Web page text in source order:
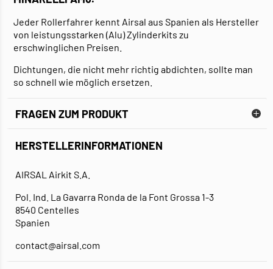
Jeder Rollerfahrer kennt Airsal aus Spanien als Hersteller
von leistungsstarken (Alu) Zylinderkits zu
erschwinglichen Preisen.
Dichtungen, die nicht mehr richtig abdichten, sollte man
so schnell wie möglich ersetzen.
FRAGEN ZUM PRODUKT
HERSTELLERINFORMATIONEN
AIRSAL Airkit S.A.
Pol. Ind. La Gavarra Ronda de la Font Grossa 1-3
8540 Centelles
Spanien
contact@airsal.com